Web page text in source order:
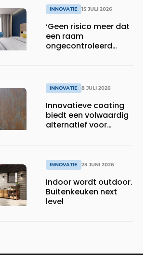
INNOVATIE 15 JULI 2026
‘Geen risico meer dat
een raam
ongecontroleerd
INNOVATIE 8 JULI 2026
Innovatieve coating
biedt een volwaardig
alternatief voor
INNOVATIE 23 JUNI 2026
Indoor wordt outdoor.
Buitenkeuken next
level